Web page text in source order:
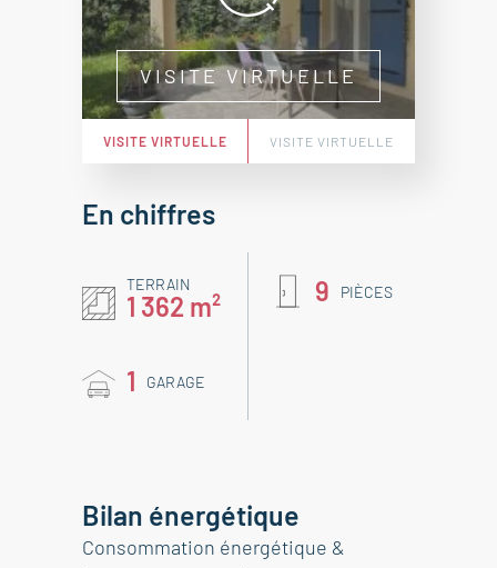
VISITE VIRTUELLE
VISITE VIRTUELLE VISITE VIRTUELLE
En chiffres
TERRAIN
1 362 m² 9 PIÈCES
1 GARAGE
Bilan énergétique
Consommation énergétique &